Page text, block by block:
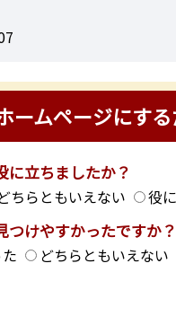
ームページにす
に立ちましたか？
どちらともいえない 役
つけやすかったですか？
どちらともいえない